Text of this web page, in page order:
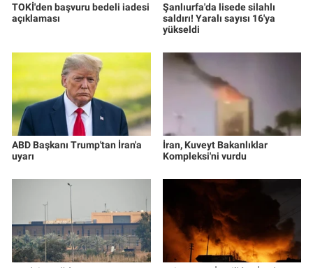
TOKİ'den başvuru bedeli iadesi
açıklaması
Şanlıurfa'da lisede silahlı
saldırı! Yaralı sayısı 16'ya
yükseldi
ABD Başkanı Trump'tan İran'a
uyarı
İran, Kuveyt Bakanlıklar
Kompleksi'ni vurdu